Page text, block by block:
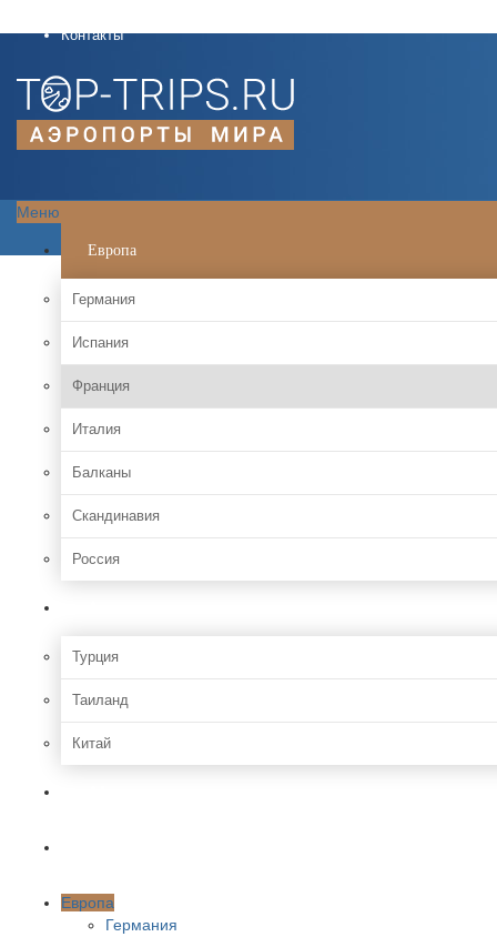
Контакты
Меню
Европа
Германия
Испания
Франция
Италия
Балканы
Скандинавия
Россия
Турция
Таиланд
Китай
Европа
Германия